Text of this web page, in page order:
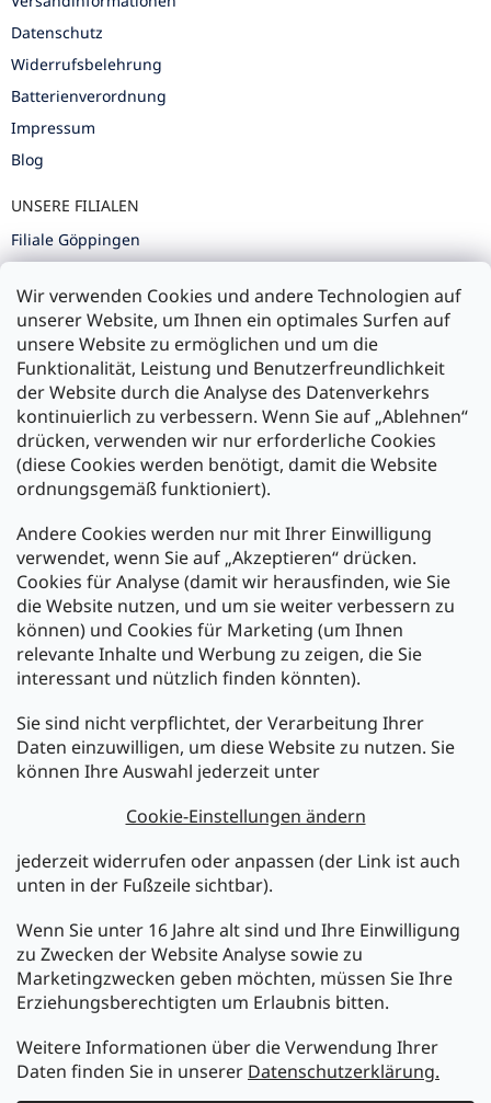
Wir verwenden Cookies und andere Technologien auf
unserer Website, um Ihnen ein optimales Surfen auf
unsere Website zu ermöglichen und um die
Funktionalität, Leistung und Benutzerfreundlichkeit
der Website durch die Analyse des Datenverkehrs
kontinuierlich zu verbessern. Wenn Sie auf „Ablehnen“
drücken, verwenden wir nur erforderliche Cookies
(diese Cookies werden benötigt, damit die Website
ordnungsgemäß funktioniert).
Andere Cookies werden nur mit Ihrer Einwilligung
verwendet, wenn Sie auf „Akzeptieren“ drücken.
Cookies für Analyse (damit wir herausfinden, wie Sie
die Website nutzen, und um sie weiter verbessern zu
können) und Cookies für Marketing (um Ihnen
relevante Inhalte und Werbung zu zeigen, die Sie
interessant und nützlich finden könnten).
Sie sind nicht verpflichtet, der Verarbeitung Ihrer
Daten einzuwilligen, um diese Website zu nutzen. Sie
können Ihre Auswahl jederzeit unter
Cookie-Einstellungen ändern
jederzeit widerrufen oder anpassen (der Link ist auch
unten in der Fußzeile sichtbar).
Wenn Sie unter 16 Jahre alt sind und Ihre Einwilligung
zu Zwecken der Website Analyse sowie zu
Marketingzwecken geben möchten, müssen Sie Ihre
Erziehungsberechtigten um Erlaubnis bitten.
Weitere Informationen über die Verwendung Ihrer
Daten finden Sie in unserer Datenschutzerklärung.
Datenschutz
Widerrufsbelehrung
Batterienverordnung
Impressum
Blog
UNSERE FILIALEN
Filiale Göppingen
Filiale Ulm
Zahlung und Versand
Versand mit:
Zahlarten:
Newsletter abonnieren
Legen Sie Ihre E-Mail ein und wir werden Ihnen Informationen
über neue Produkte in unserem E-Shop zusenden.
E-Mail
Melden Sie sich jetzt für den mükra Newsletter an,
kostenlos und jederzeit kündbar! Mit der Anmeldung zum
Newsletter bestätigen Sie Ihr Einverständnis mit der
Datenschutzerklärung.
ANMELDEN